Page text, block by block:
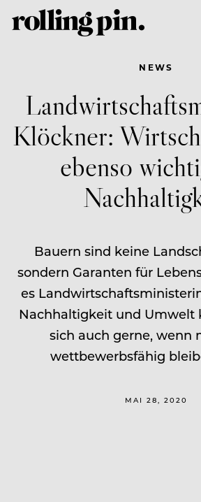
NEWS
Klöckner:
ebenso
Bauern sind keine
sondern Garanten für
es
Nachhaltigkeit und Umwelt
sich auch gerne, wenn
wettbewerbsfähig
MAI 28, 2020